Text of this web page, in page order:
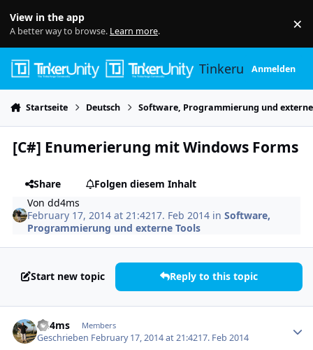
View in the app
A better way to browse. Learn more. ×
TinkerunityAnmelden
Startseite Deutsch Software, Programmierung und
[C#] Enumerierung mit Windows Forms
Share
Folgen diesem Inhalt
Vondd4ms
February 17, 2014 at 21:4217. Feb 2014 inSoftware,
Programmierung und externe Tools
Start new topic Reply to this topic
dd4ms Members
Geschrieben February 17, 2014 at 21:4217. Feb 2014